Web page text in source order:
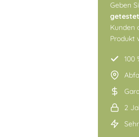
Geben
getestet
Kunden
Produkt
100
2